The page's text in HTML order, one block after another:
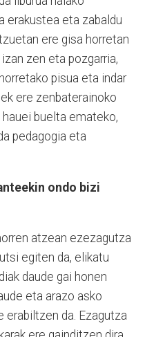
erakustea eta zabaldu
ere gisa horretan
zen eta pozgarria,
pisua eta indar
ere zenbaterainoko
buelta emateko,
pedagogia eta
ondo bizi
atzean ezezagutza
egiten da, elikatu
daude gai honen
eta arazo asko
da. Ezagutza